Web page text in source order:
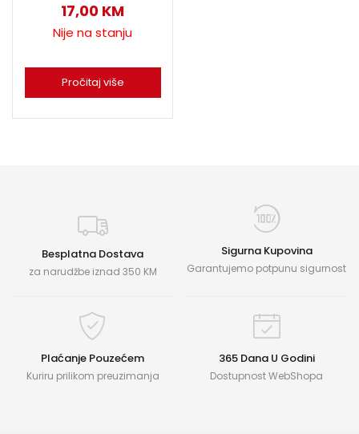
17,00 KM
Nije na stanju
Pročitaj više
Besplatna Dostava
za narudžbe iznad 350 KM
Sigurna Kupovina
Garantujemo potpunu sigurnost
Plaćanje Pouzećem
Kuriru prilikom preuzimanja
365 Dana U Godini
Dostupnost WebShopa